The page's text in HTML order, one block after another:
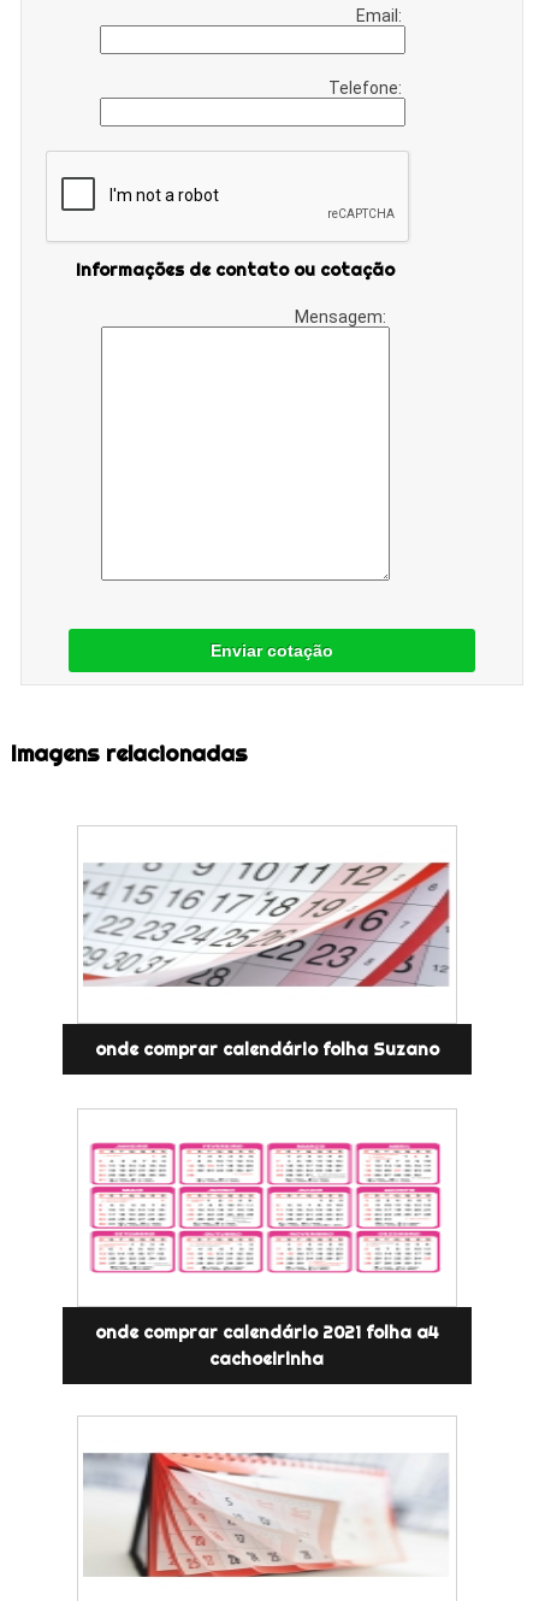
Email:
Telefone:
Informações de contato ou cotação
Mensagem:
Enviar cotação
Imagens relacionadas
onde comprar calendário folha Suzano
onde comprar calendário 2021 folha a4
cachoeirinha